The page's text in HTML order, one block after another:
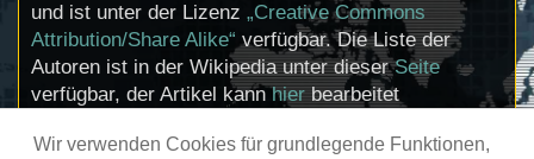
Wir verwenden Cookies für grundlegende Funktionen,
und ist unter der Lizenz „Creative Commons
Attribution/Share Alike“ verfügbar. Die Liste der
Autoren ist in der Wikipedia unter dieserSeite
verfügbar, der Artikel kannhierbearbeitet
zum Lizenzstatus eingebundener Mediendateien